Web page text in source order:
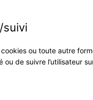
suivi
ou toute autre
ou de suivre l’utilisateur